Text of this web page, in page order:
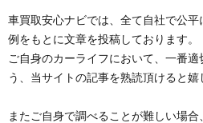
車買取安心ナビでは、全て自社で公
例をもとに文章を投稿しております。
ご自身のカーライフにおいて、一番
う、当サイトの記事を熟読頂けると嬉
またご自身で調べることが難しい場